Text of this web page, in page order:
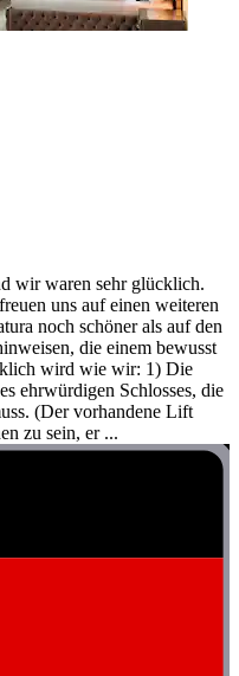
wir waren sehr glücklich.
uns auf einen weiteren
noch schöner als auf den
die einem bewusst
wird wie wir: 1) Die
ehrwürdigen Schlosses, die
(Der vorhandene Lift
zu sein, er ...